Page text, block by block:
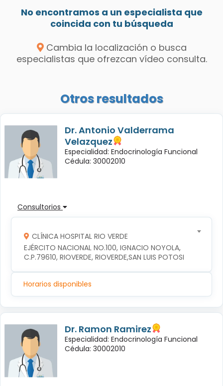
No encontramos a un especialista que
coincida con tu búsqueda
Cambia la localización o busca
especialistas que ofrezcan vídeo consulta.
Otros resultados
Dr. Antonio Valderrama
Velazquez
Especialidad: Endocrinología Funcional
Cédula: 30002010
Consultorios
CLÍNICA HOSPITAL RIO VERDE
EJÉRCITO NACIONAL NO.100, IGNACIO NOYOLA,
C.P.79610, RIOVERDE, RIOVERDE,SAN LUIS POTOSI
Horarios disponibles
Dr. Ramon Ramirez
Especialidad: Endocrinología Funcional
Cédula: 30002010